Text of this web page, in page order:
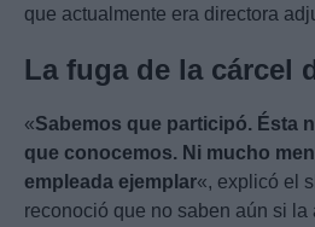
que actualmente era directora
La fuga de la cárcel
«Sabemos que participó. Ésta
que conocemos. Ni mucho
empleada ejemplar«, explicó el
reconoció que no saben aún si la